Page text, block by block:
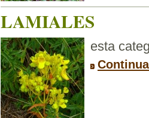
LAMIALES
esta